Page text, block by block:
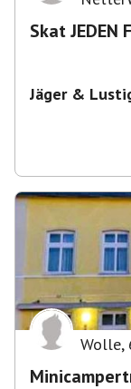
Jäger &
Wolle,